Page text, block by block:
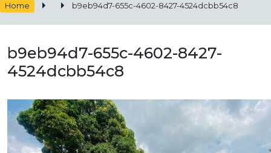
Home b9eb94d7-655c-4602-8427-4524dcbb54c8
b9eb94d7-655c-4602-8427-
4524dcbb54c8